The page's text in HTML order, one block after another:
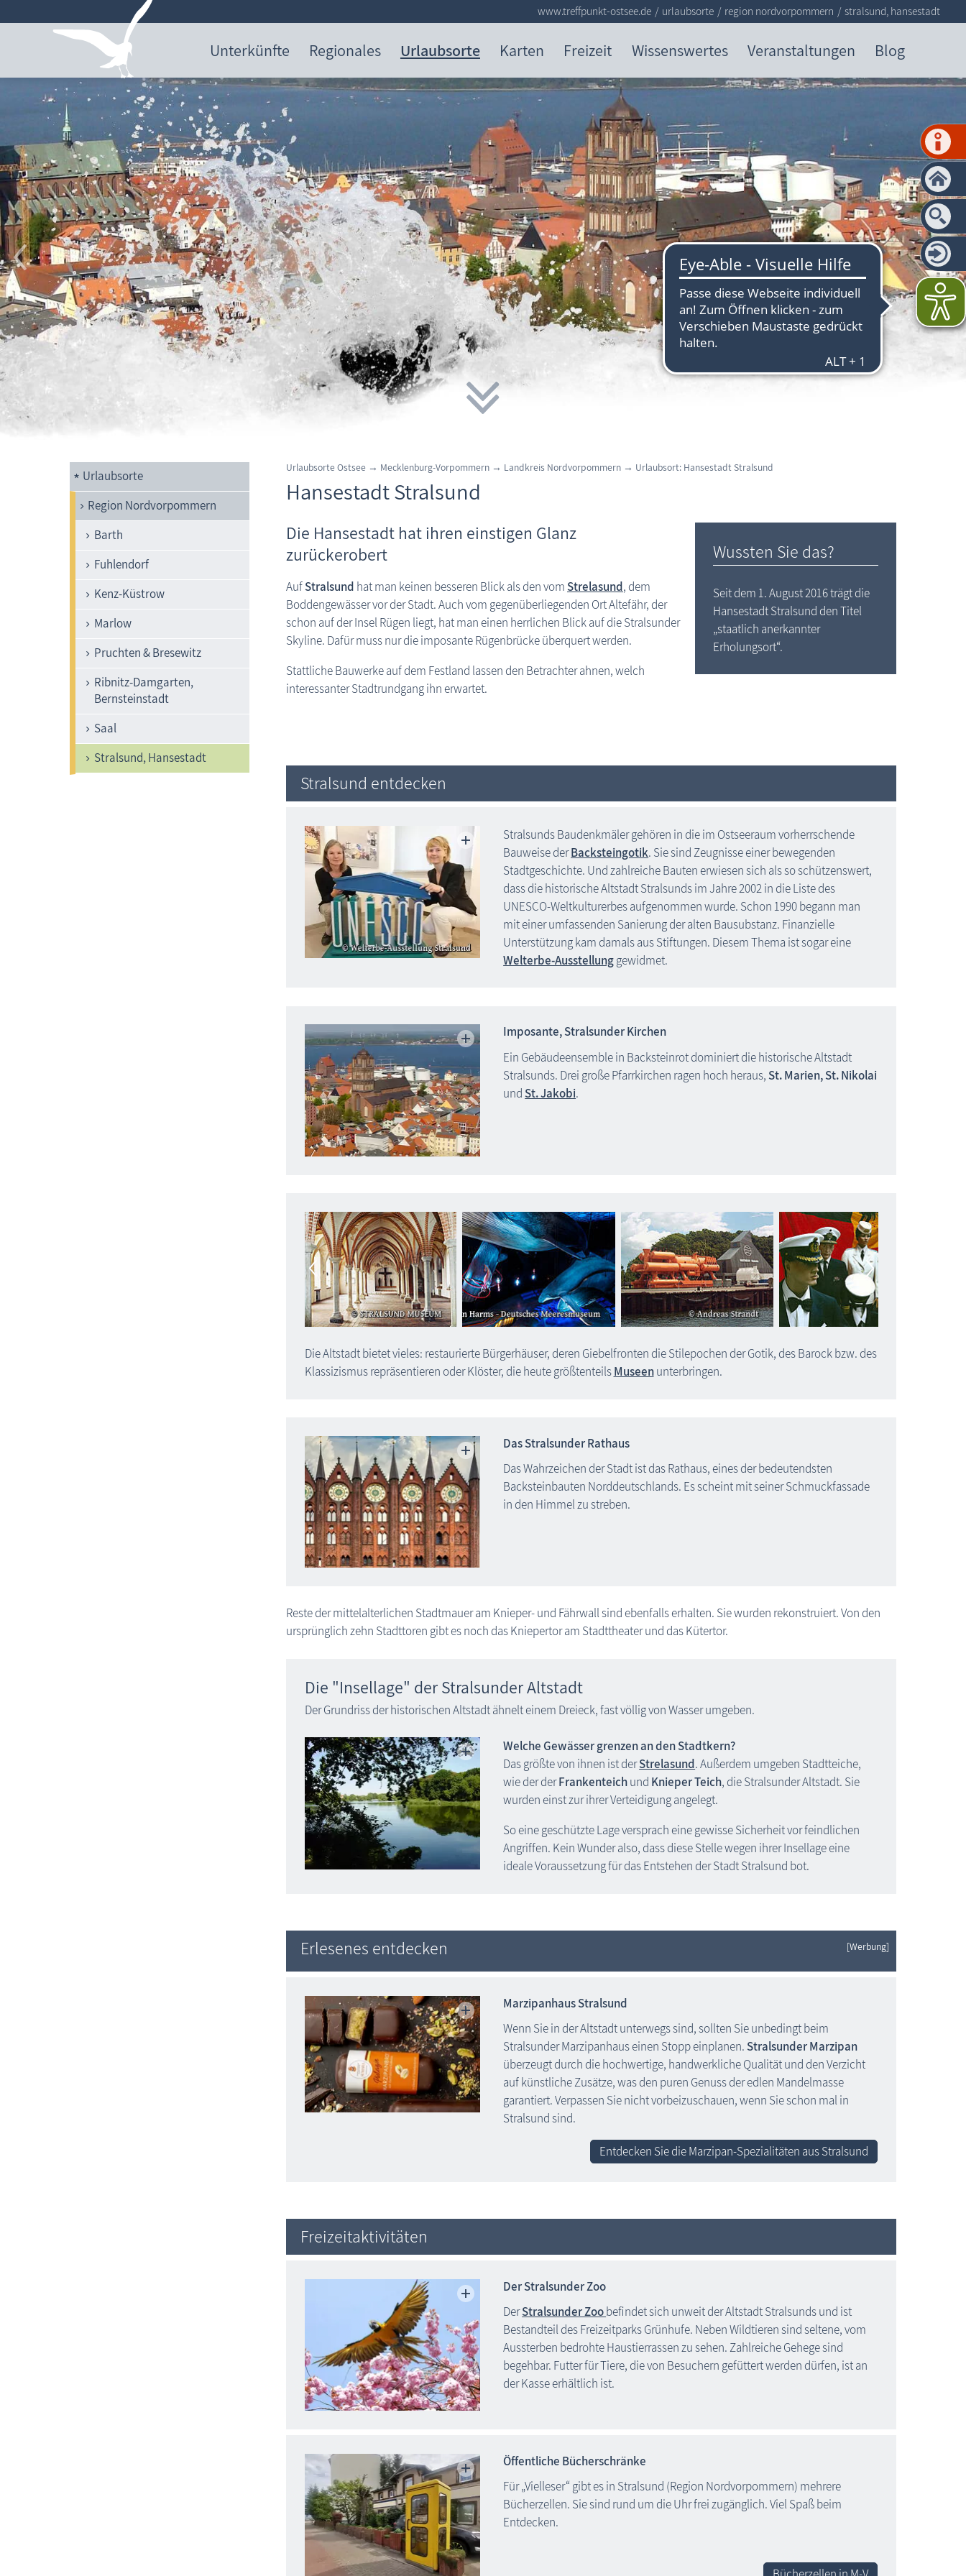
Unterkünfte Regionales Urlaubsorte Karten Freizeit Wissenswertes Veranstaltungen Blog
www.treffpunkt-ostsee.de urlaubsorte region nordvorpommern stralsund, hansestadt
Urlaubsorte
Region Nordvorpommern
Barth
Fuhlendorf
Kenz-Küstrow
Marlow
Pruchten & Bresewitz
Ribnitz-Damgarten,
Bernsteinstadt
Saal
Stralsund, Hansestadt
Urlaubsorte Ostsee → Mecklenburg-Vorpommern → Landkreis Nordvorpommern → Urlaubsort: Hansestadt Stralsund
Hansestadt Stralsund
Wussten Sie das?
Seit dem 1. August 2016 trägt die
Hansestadt Stralsund den Titel
„staatlich anerkannter
Erholungsort“.
Die Hansestadt hat ihren einstigen Glanz
zurückerobert
AufStralsund hat man keinen besseren Blick als den vom Strelasund, dem
Boddengewässer vor der Stadt. Auch vom gegenüberliegenden Ort Altefähr, der
schon auf der Insel Rügen liegt, hat man einen herrlichen Blick auf die Stralsunder
Skyline. Dafür muss nur die imposante Rügenbrücke überquert werden.
Stattliche Bauwerke auf dem Festland lassen den Betrachter ahnen, welch
interessanter Stadtrundgang ihn erwartet.
Stralsund entdecken
Stralsunds Baudenkmäler gehören in die im Ostseeraum vorherrschende
Bauweise derBackstein­gotik. Sie sind Zeugnisse einer bewegenden
Stadtgeschichte. Und zahlreiche Bauten erwiesen sich als so schützenswert,
dass die historische Altstadt Stralsunds im Jahre 2002 in die Liste des
UNESCO-Weltkulturerbes aufgenommen wurde. Schon 1990 begann man
mit einer umfassenden Sanierung der alten Bausubstanz. Finanzielle
Unterstützung kam damals aus Stiftungen. Diesem Thema ist sogar eine
Welterbe-Ausstellunggewidmet.
Imposante, Stralsunder Kirchen
Ein Gebäudeensemble in Backsteinrot dominiert die historische Altstadt
Stralsunds. Drei große Pfarrkirchen ragen hoch heraus, St. Marien, St. Nikolai
und St. Jakobi.
Die Altstadt bietet vieles: restaurierte Bürgerhäuser, deren Giebelfronten die Stilepochen der Gotik, des Barock bzw. des
Klassizismus repräsentieren oder Klöster, die heute größtenteilsMuseenunterbringen.
Das Stralsunder Rathaus
Das Wahrzeichen der Stadt ist das Rathaus, eines der bedeutendsten
Backsteinbauten Nord­deutschlands. Es scheint mit seiner Schmuckfassade
in den Himmel zu streben.
Reste der mittelalterlichen Stadtmauer am Knieper- und Fährwall sind ebenfalls erhalten. Sie wurden rekonstruiert. Von den
ursprünglich zehn Stadttoren gibt es noch das Kniepertor am Stadttheater und das Kütertor.
Die "Insellage" der Stralsunder Altstadt
Der Grundriss der historischen Altstadt ähnelt einem Dreieck, fast völlig von Wasser umgeben.
Welche Gewässer grenzen an den Stadtkern?
Das größte von ihnen ist derStrelasund. Außerdem umgeben Stadtteiche,
wie der derFrankenteichund Knieper Teich, die Stralsunder Altstadt. Sie
wurden einst zur ihrer Verteidigung angelegt.
So eine geschützte Lage versprach eine gewisse Sicherheit vor feindlichen
Angriffen. Kein Wunder also, dass diese Stelle wegen ihrer Insellage eine
ideale Voraussetzung für das Entstehen der Stadt Stralsund bot.
Erlesenes entdecken [Werbung]
Marzipanhaus Stralsund
Wenn Sie in der Altstadt unterwegs sind, sollten Sie unbedingt beim
Stralsunder Marzipanhaus einen Stopp einplanen. Stralsunder Marzipan
überzeugt durch die hochwertige, handwerkliche Qualität und den Verzicht
auf künstliche Zusätze, was den puren Genuss der edlen Mandelmasse
garantiert. Verpassen Sie nicht vorbeizuschauen, wenn Sie schon mal in
Stralsund sind.
Entdecken Sie die Marzipan-Spezialitäten aus Stralsund
Freizeitaktivitäten
Der Stralsunder Zoo
DerStralsunder Zoobefindet sich unweit der Altstadt Stralsunds und ist
Bestandteil des Freizeitparks Grünhufe. Neben Wildtieren sind seltene, vom
Aussterben bedrohte Haustierrassen zu sehen. Zahlreiche Gehege sind
begehbar. Futter für Tiere, die von Besuchern gefüttert werden dürfen, ist an
der Kasse erhältlich ist.
Öffentliche Bücherschränke
Für „Vielleser“ gibt es in Stralsund (Region Nordvorpommern) mehrere
Bücherzellen. Sie sind rund um die Uhr frei zugänglich. Viel Spaß beim
Entdecken.